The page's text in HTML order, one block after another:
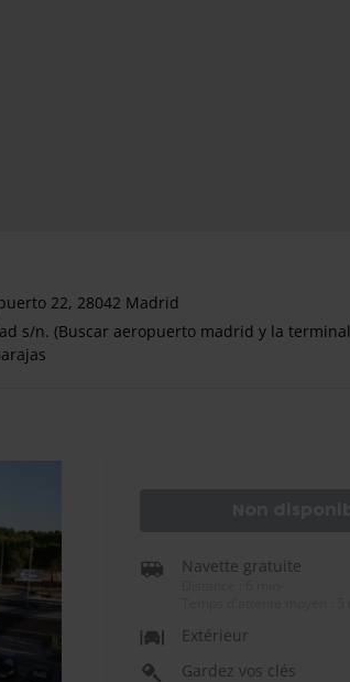
22, 28042 Madrid
s/n. (Buscar aeropuerto madrid y la terminal
Navette gratuite
Extérieur
Gardez vos clés